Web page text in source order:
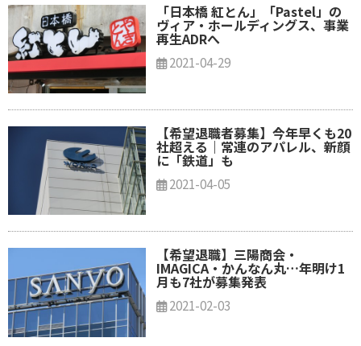
「日本橋 紅とん」「Pastel」の
ヴィア・ホールディングス、事業
再生ADRへ
2021-04-29
【希望退職者募集】今年早くも20
社超える｜常連のアパレル、新顔
に「鉄道」も
2021-04-05
【希望退職】三陽商会・
IMAGICA・かんなん丸…年明け1
月も7社が募集発表
2021-02-03